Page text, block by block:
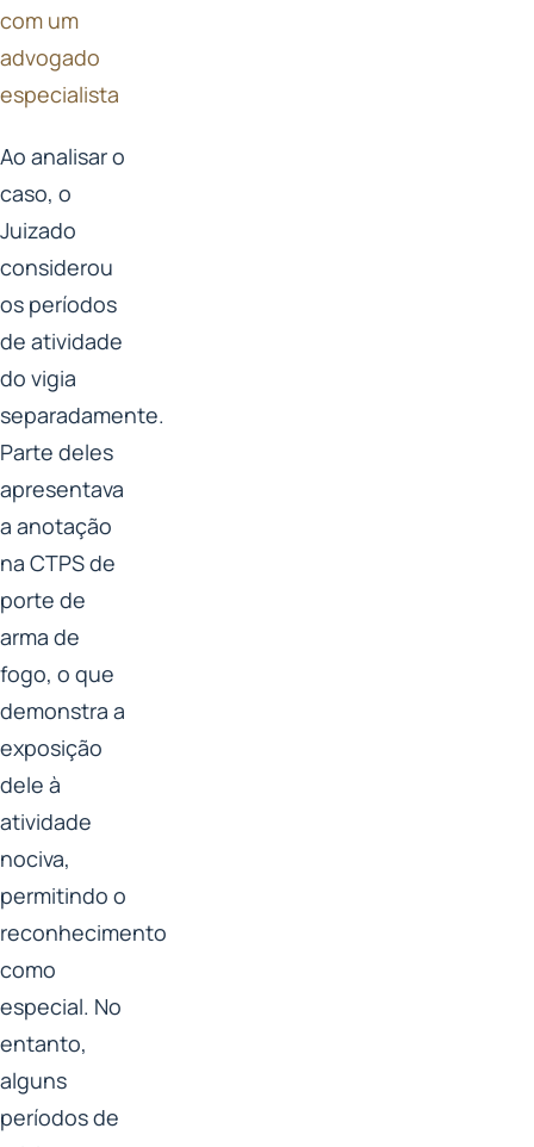
com um
advogado
especialista
Ao analisar o
caso, o
Juizado
considerou
os períodos
de atividade
do vigia
separadamente.
Parte deles
apresentava
a anotação
na CTPS de
porte de
arma de
fogo, o que
demonstra a
exposição
dele à
atividade
nociva,
permitindo o
reconhecimento
como
especial. No
entanto,
alguns
períodos de